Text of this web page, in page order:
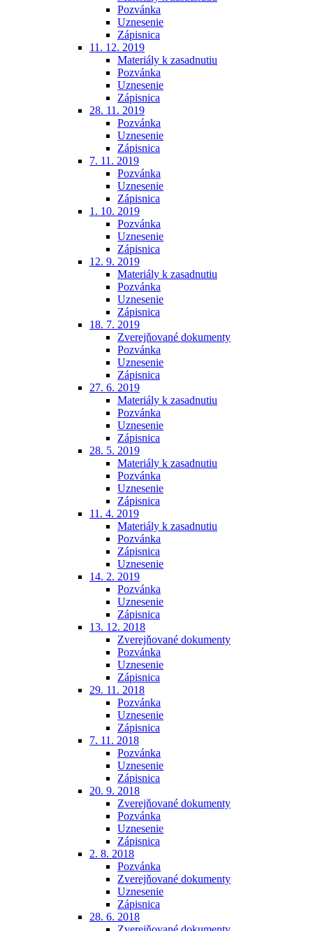
Pozvánka
Uznesenie
Zápisnica
11. 12. 2019
Materiály k zasadnutiu
Pozvánka
Uznesenie
Zápisnica
28. 11. 2019
Pozvánka
Uznesenie
Zápisnica
7. 11. 2019
Pozvánka
Uznesenie
Zápisnica
1. 10. 2019
Pozvánka
Uznesenie
Zápisnica
12. 9. 2019
Materiály k zasadnutiu
Pozvánka
Uznesenie
Zápisnica
18. 7. 2019
Zverejňované dokumenty
Pozvánka
Uznesenie
Zápisnica
27. 6. 2019
Materiály k zasadnutiu
Pozvánka
Uznesenie
Zápisnica
28. 5. 2019
Materiály k zasadnutiu
Pozvánka
Uznesenie
Zápisnica
11. 4. 2019
Materiály k zasadnutiu
Pozvánka
Zápisnica
Uznesenie
14. 2. 2019
Pozvánka
Uznesenie
Zápisnica
13. 12. 2018
Zverejňované dokumenty
Pozvánka
Uznesenie
Zápisnica
29. 11. 2018
Pozvánka
Uznesenie
Zápisnica
7. 11. 2018
Pozvánka
Uznesenie
Zápisnica
20. 9. 2018
Zverejňované dokumenty
Pozvánka
Uznesenie
Zápisnica
2. 8. 2018
Pozvánka
Zverejňované dokumenty
Uznesenie
Zápisnica
28. 6. 2018